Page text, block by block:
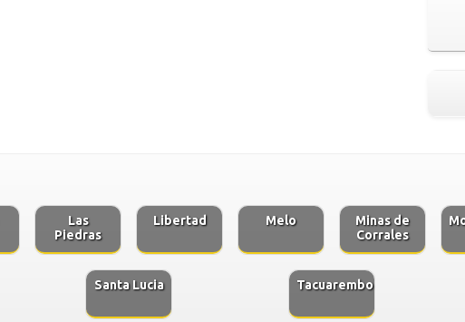
Las
Piedras
Libertad Melo
Minas de
Corrales
Santa Lucia Tacuarembo